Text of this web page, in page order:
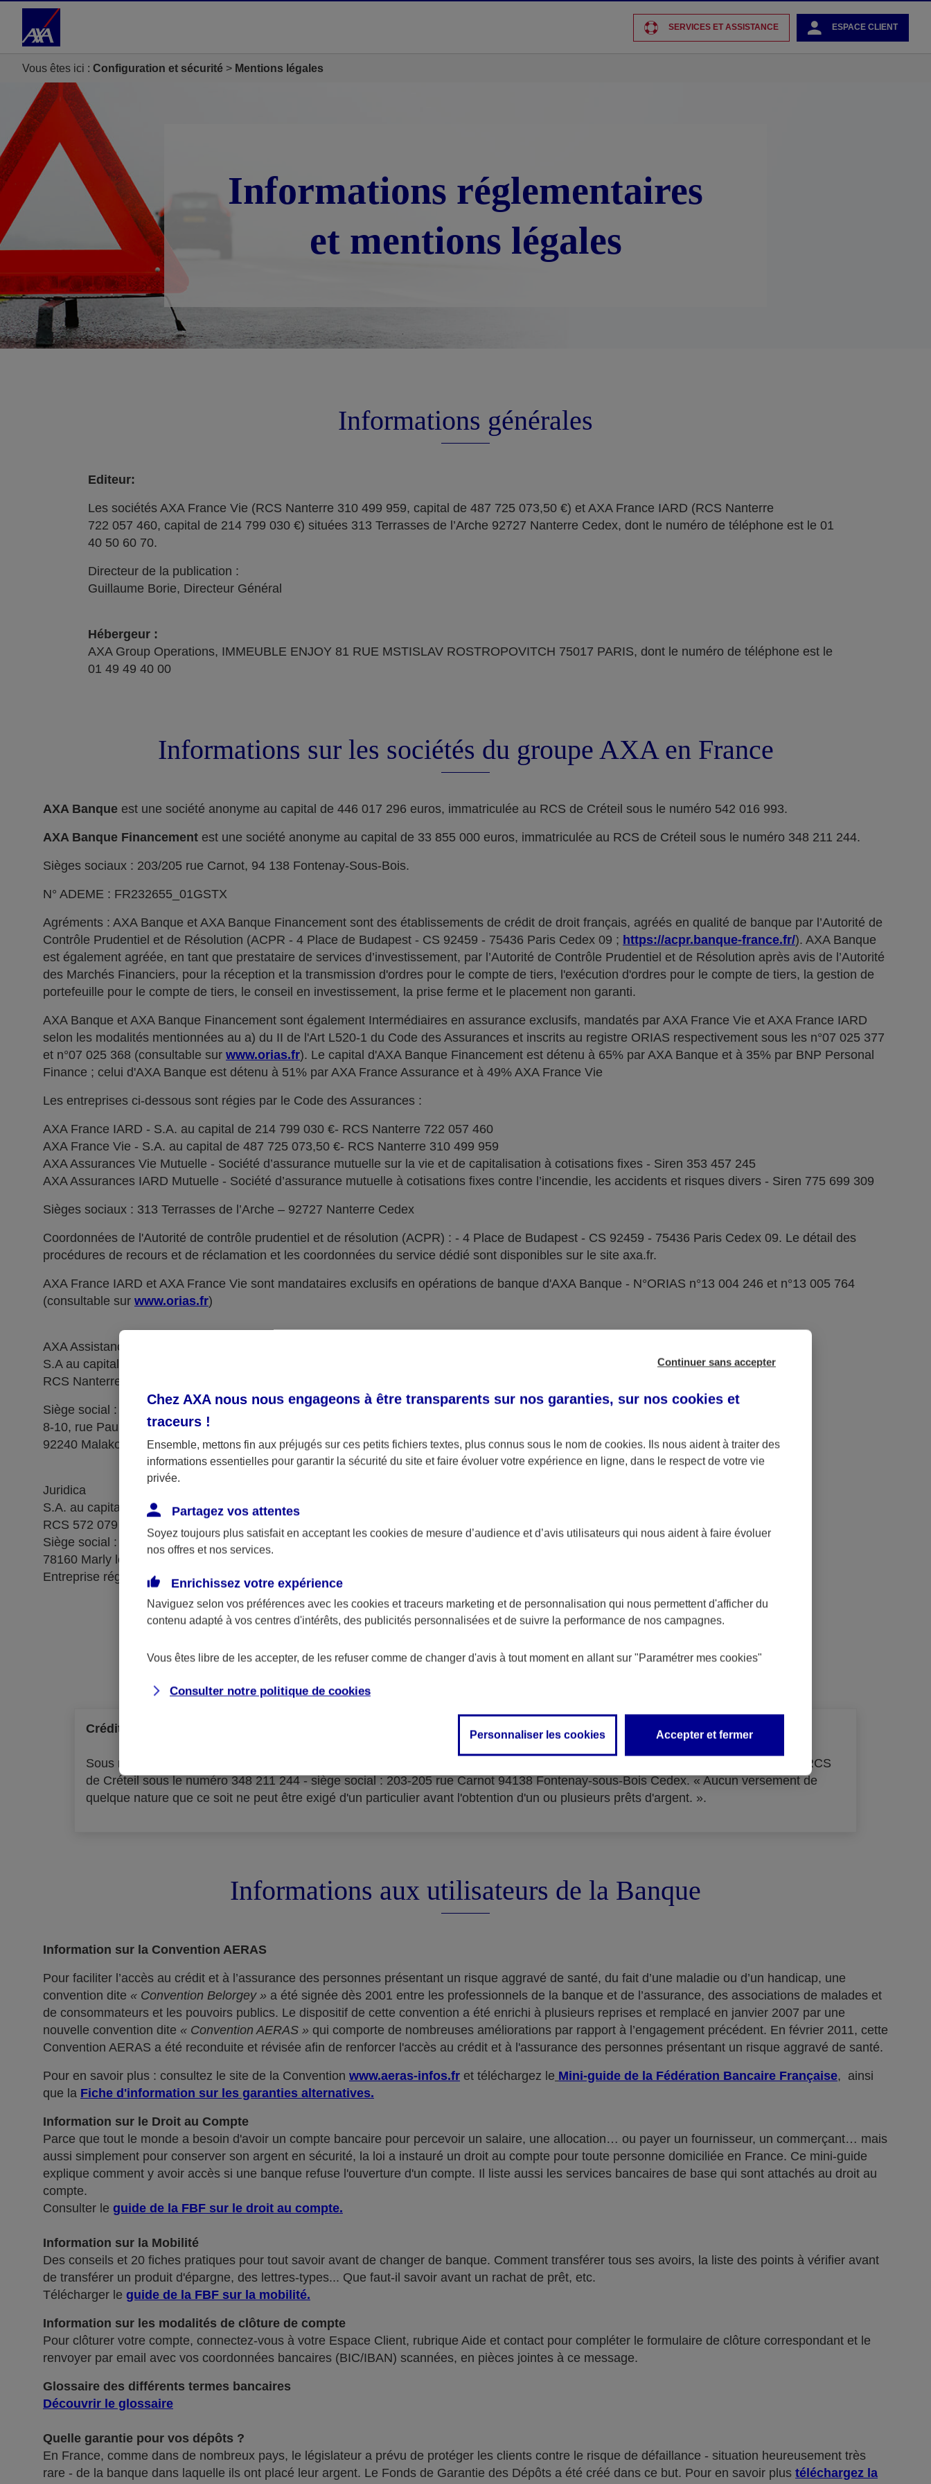
Accéder au Contenu
SERVICES ET ASSISTANCE ESPACE CLIENT
Vous êtes ici : Configuration et sécurité Mentions légales
Informations réglementaires
et mentions légales
Informations générales
Editeur:
Les sociétés AXA France Vie (RCS Nanterre 310 499 959, capital de 487 725 073,50 €) et AXA France IARD (RCS Nanterre
722 057 460, capital de 214 799 030 €) situées 313 Terrasses de l’Arche 92727 Nanterre Cedex, dont le numéro de téléphone est le 01
40 50 60 70.
Directeur de la publication :
Guillaume Borie, Directeur Général
Hébergeur :
AXA Group Operations, IMMEUBLE ENJOY 81 RUE MSTISLAV ROSTROPOVITCH 75017 PARIS, dont le numéro de téléphone est le
01 49 49 40 00
Informations sur les sociétés du groupe AXA en France
AXA Banque est une société anonyme au capital de 446 017 296 euros, immatriculée au RCS de Créteil sous le numéro 542 016 993.
AXA Banque Financement est une société anonyme au capital de 33 855 000 euros, immatriculée au RCS de Créteil sous le numéro 348 211 244.
Sièges sociaux : 203/205 rue Carnot, 94 138 Fontenay-Sous-Bois.
N° ADEME : FR232655_01GSTX
Agréments : AXA Banque et AXA Banque Financement sont des établissements de crédit de droit français, agréés en qualité de banque par l’Autorité de
Contrôle Prudentiel et de Résolution (ACPR - 4 Place de Budapest - CS 92459 - 75436 Paris Cedex 09 ; https://acpr.banque-france.fr/). AXA Banque
est également agréée, en tant que prestataire de services d’investissement, par l’Autorité de Contrôle Prudentiel et de Résolution après avis de l’Autorité
des Marchés Financiers, pour la réception et la transmission d'ordres pour le compte de tiers, l'exécution d'ordres pour le compte de tiers, la gestion de
portefeuille pour le compte de tiers, le conseil en investissement, la prise ferme et le placement non garanti.
AXA Banque et AXA Banque Financement sont également Intermédiaires en assurance exclusifs, mandatés par AXA France Vie et AXA France IARD
selon les modalités mentionnées au a) du II de l'Art L520-1 du Code des Assurances et inscrits au registre ORIAS respectivement sous les n°07 025 377
et n°07 025 368 (consultable sur www.orias.fr). Le capital d'AXA Banque Financement est détenu à 65% par AXA Banque et à 35% par BNP Personal
Finance ; celui d'AXA Banque est détenu à 51% par AXA France Assurance et à 49% AXA France Vie
Les entreprises ci-dessous sont régies par le Code des Assurances :
AXA France IARD - S.A. au capital de 214 799 030 €- RCS Nanterre 722 057 460
AXA France Vie - S.A. au capital de 487 725 073,50 €- RCS Nanterre 310 499 959
AXA Assurances Vie Mutuelle - Société d’assurance mutuelle sur la vie et de capitalisation à cotisations fixes - Siren 353 457 245
AXA Assurances IARD Mutuelle - Société d’assurance mutuelle à cotisations fixes contre l’incendie, les accidents et risques divers - Siren 775 699 309
Sièges sociaux : 313 Terrasses de l’Arche – 92727 Nanterre Cedex
Coordonnées de l'Autorité de contrôle prudentiel et de résolution (ACPR) : - 4 Place de Budapest - CS 92459 - 75436 Paris Cedex 09. Le détail des
procédures de recours et de réclamation et les coordonnées du service dédié sont disponibles sur le site axa.fr.
AXA France IARD et AXA France Vie sont mandataires exclusifs en opérations de banque d'AXA Banque - N°ORIAS n°13 004 246 et n°13 005 764
(consultable sur www.orias.fr)
AXA Assistance France Assurances,
S.A au capital de 51 429 430,40 €,
RCS Nanterre 415 392 724
Siège social :
8-10, rue Paul Vaillant Couturier
92240 Malakoff
Juridica
S.A. au capital de 14 627 854,68 €
RCS 572 079 150 Versailles
Siège social : 1, place Victorien Sardou
78160 Marly le Roi
Entreprise régie par le code des assurances
Réserves d'acceptation du crédit
Crédit à la consommation
Sous réserve d'acceptation par l'organisme prêteur : AXA Banque Financement – SA au capital de 33 855 000 € - immatriculée au RCS
de Créteil sous le numéro 348 211 244 - siège social : 203-205 rue Carnot 94138 Fontenay-sous-Bois Cedex. « Aucun versement de
quelque nature que ce soit ne peut être exigé d'un particulier avant l'obtention d'un ou plusieurs prêts d'argent. ».
Informations aux utilisateurs de la Banque
Information sur la Convention AERAS
Pour faciliter l’accès au crédit et à l’assurance des personnes présentant un risque aggravé de santé, du fait d’une maladie ou d’un handicap, une
convention dite « Convention Belorgey » a été signée dès 2001 entre les professionnels de la banque et de l’assurance, des associations de malades et
de consommateurs et les pouvoirs publics. Le dispositif de cette convention a été enrichi à plusieurs reprises et remplacé en janvier 2007 par une
nouvelle convention dite « Convention AERAS » qui comporte de nombreuses améliorations par rapport à l’engagement précédent. En février 2011, cette
Convention AERAS a été reconduite et révisée afin de renforcer l'accès au crédit et à l'assurance des personnes présentant un risque aggravé de santé.
Pour en savoir plus : consultez le site de la Convention www.aeras-infos.fr et téléchargez le Mini-guide de la Fédération Bancaire Française, ainsi
que la Fiche d'information sur les garanties alternatives.
Information sur le Droit au Compte
Parce que tout le monde a besoin d'avoir un compte bancaire pour percevoir un salaire, une allocation… ou payer un fournisseur, un commerçant… mais
aussi simplement pour conserver son argent en sécurité, la loi a instauré un droit au compte pour toute personne domiciliée en France. Ce mini-guide
explique comment y avoir accès si une banque refuse l'ouverture d'un compte. Il liste aussi les services bancaires de base qui sont attachés au droit au
compte.
Consulter le guide de la FBF sur le droit au compte.
Information sur la Mobilité
Des conseils et 20 fiches pratiques pour tout savoir avant de changer de banque. Comment transférer tous ses avoirs, la liste des points à vérifier avant
de transférer un produit d'épargne, des lettres-types... Que faut-il savoir avant un rachat de prêt, etc.
Télécharger le guide de la FBF sur la mobilité.
Information sur les modalités de clôture de compte
Pour clôturer votre compte, connectez-vous à votre Espace Client, rubrique Aide et contact pour compléter le formulaire de clôture correspondant et le
renvoyer par email avec vos coordonnées bancaires (BIC/IBAN) scannées, en pièces jointes à ce message.
Glossaire des différents termes bancaires
Découvrir le glossaire
Quelle garantie pour vos dépôts ?
En France, comme dans de nombreux pays, le législateur a prévu de protéger les clients contre le risque de défaillance - situation heureusement très
rare - de la banque dans laquelle ils ont placé leur argent. Le Fonds de Garantie des Dépôts a été créé dans ce but. Pour en savoir plus téléchargez la
Continuer sans accepter
Chez AXA nous nous engageons à être transparents sur nos garanties, sur nos cookies et
traceurs !
Ensemble, mettons fin aux préjugés sur ces petits fichiers textes, plus connus sous le nom de cookies. Ils nous aident à traiter des
informations essentielles pour garantir la sécurité du site et faire évoluer votre expérience en ligne, dans le respect de votre vie
privée.
Partagez vos attentes
Soyez toujours plus satisfait en acceptant les cookies de mesure d’audience et d’avis utilisateurs qui nous aident à faire évoluer
nos offres et nos services.
Enrichissez votre expérience
Naviguez selon vos préférences avec les cookies et traceurs marketing et de personnalisation qui nous permettent d'afficher du
contenu adapté à vos centres d'intérêts, des publicités personnalisées et de suivre la performance de nos campagnes.
Vous êtes libre de les accepter, de les refuser comme de changer d'avis à tout moment en allant sur "Paramétrer mes cookies"
Consulter notre politique de cookies
Personnaliser les cookies Accepter et fermer